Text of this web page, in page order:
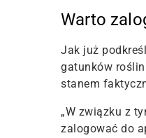
Warto
Jak już
gatunków roślin
stanem
„W związku z
zalogować do